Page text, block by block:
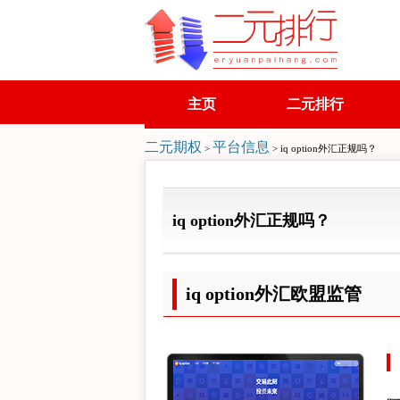
主页 二元排行
二元期权 > 平台信息 > iq option外汇正规吗？
iq option外汇正规吗？
iq option外汇欧盟监管